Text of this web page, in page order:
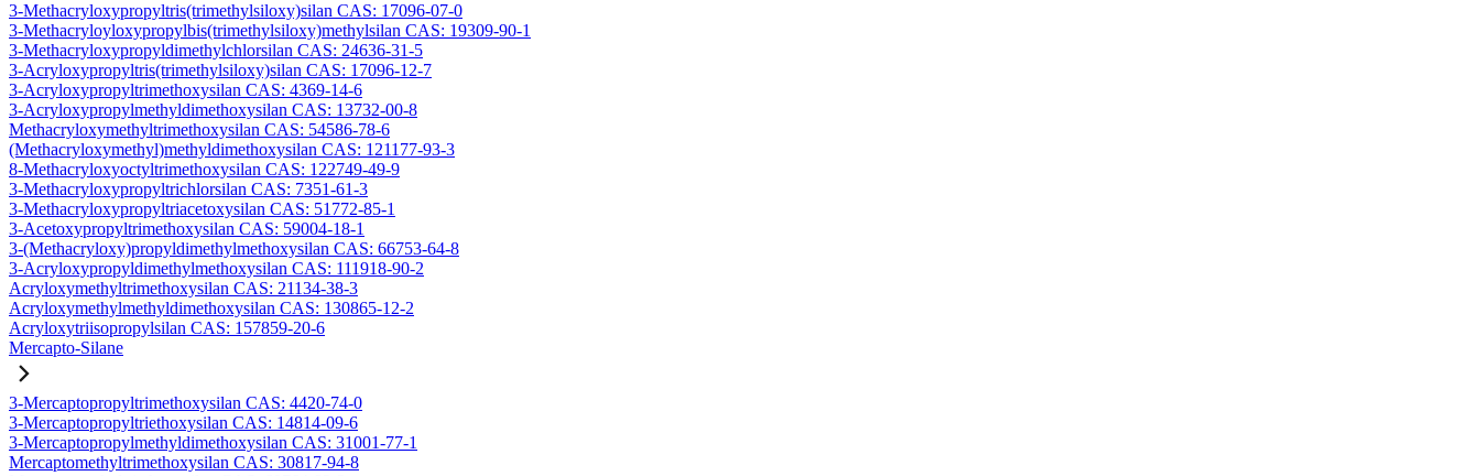
3-Methacryloxypropyltris(trimethylsiloxy)silan CAS: 17096-07-0
3-Methacryloyloxypropylbis(trimethylsiloxy)methylsilan CAS: 19309-90-1
3-Methacryloxypropyldimethylchlorsilan CAS: 24636-31-5
3-Acryloxypropyltris(trimethylsiloxy)silan CAS: 17096-12-7
3-Acryloxypropyltrimethoxysilan CAS: 4369-14-6
3-Acryloxypropylmethyldimethoxysilan CAS: 13732-00-8
Methacryloxymethyltrimethoxysilan CAS: 54586-78-6
(Methacryloxymethyl)methyldimethoxysilan CAS: 121177-93-3
8-Methacryloxyoctyltrimethoxysilan CAS: 122749-49-9
3-Methacryloxypropyltrichlorsilan CAS: 7351-61-3
3-Methacryloxypropyltriacetoxysilan CAS: 51772-85-1
3-Acetoxypropyltrimethoxysilan CAS: 59004-18-1
3-(Methacryloxy)propyldimethylmethoxysilan CAS: 66753-64-8
3-Acryloxypropyldimethylmethoxysilan CAS: 111918-90-2
Acryloxymethyltrimethoxysilan CAS: 21134-38-3
Acryloxymethylmethyldimethoxysilan CAS: 130865-12-2
Acryloxytriisopropylsilan CAS: 157859-20-6
Mercapto-Silane
3-Mercaptopropyltrimethoxysilan CAS: 4420-74-0
3-Mercaptopropyltriethoxysilan CAS: 14814-09-6
3-Mercaptopropylmethyldimethoxysilan CAS: 31001-77-1
Mercaptomethyltrimethoxysilan CAS: 30817-94-8